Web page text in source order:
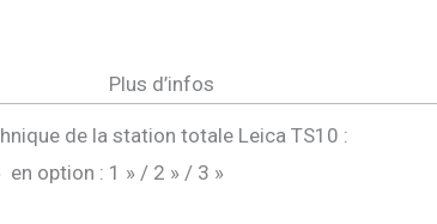
Plus d’infos
de la station totale Leica TS10 :
option : 1 » / 2 » / 3 »